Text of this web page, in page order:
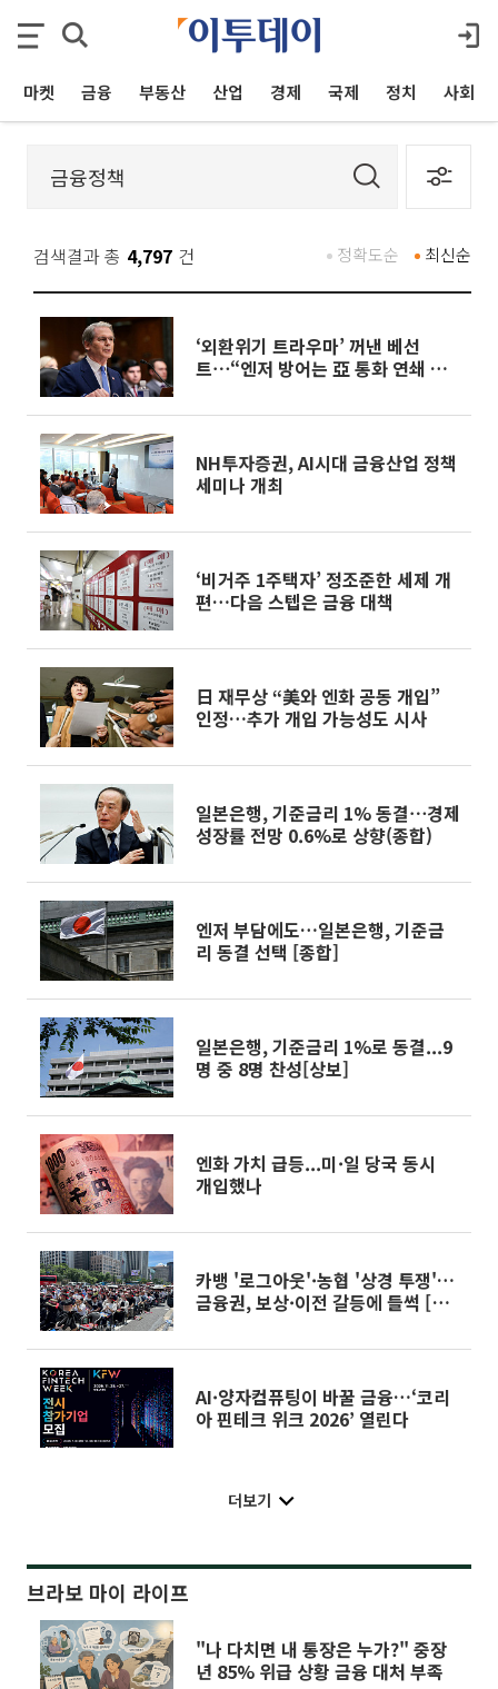
마켓 금융 부동산 산업 경제 국제 정치 사회
검색결과 총 4,797 건 최신순
정확도순
‘외환위기 트라우마’ 꺼낸 베선
트⋯“엔저 방어는 亞 통화 연쇄 매
NH투자증권, AI시대 금융산업 정책
세미나 개최
‘비거주 1주택자’ 정조준한 세제 개
편…다음 스텝은 금융 대책
日 재무상 “美와 엔화 공동 개입”
인정…추가 개입 가능성도 시사
일본은행, 기준금리 1% 동결⋯경제
성장률 전망 0.6%로 상향(종합)
엔저 부담에도…일본은행, 기준금
리 동결 선택 [종합]
일본은행, 기준금리 1%로 동결...9
명 중 8명 찬성[상보]
엔화 가치 급등...미·일 당국 동시
개입했나
카뱅 '로그아웃'·농협 '상경 투쟁'…
금융권, 보상·이전 갈등에 들썩 [종
AI·양자컴퓨팅이 바꿀 금융…‘코리
아 핀테크 위크 2026’ 열린다
더보기
브라보 마이 라이프
"나 다치면 내 통장은 누가?" 중장
년 85% 위급 상황 금융 대처 부족